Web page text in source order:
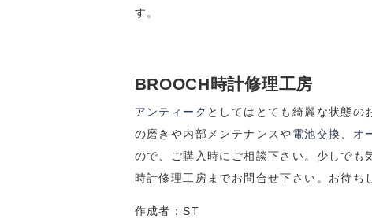
す。
BROOCH時計修理工房
アンティーク としてはとても綺麗な状態の
の磨きや内部メンテナンスや電池交換 オ
ので、ご購入時にご相談下さい。少しでも
時計修理工房までお問合せ下さい。お待ち
作成者：ST